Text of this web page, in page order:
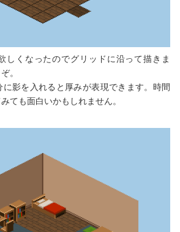
しくなったのでグリッドに沿って描きま
。
影を入れると厚みが表現できます。時間
ても面白いかもしれません。